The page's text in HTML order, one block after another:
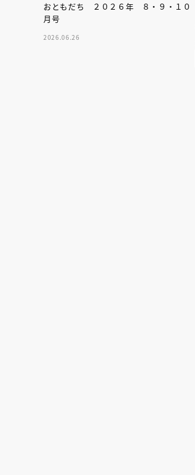
おともだち ２０２６年 ８・９・１０
月号
2026.06.26